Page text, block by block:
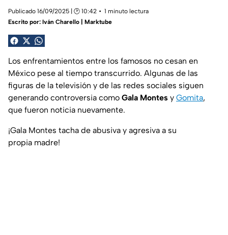
Publicado 16/09/2025 | 🕑 10:42
1 minuto lectura
Escrito por: Iván Charello | Marktube
Los enfrentamientos entre los famosos no cesan en
México pese al tiempo transcurrido. Algunas de las
figuras de la televisión y de las redes sociales siguen
generando controversia como Gala Montes y Gomita,
que fueron noticia nuevamente.
¡Gala Montes tacha de abusiva y agresiva a su
propia madre!